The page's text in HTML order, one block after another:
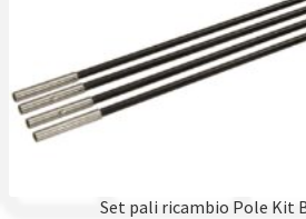
Set pali ricambio Pole Kit